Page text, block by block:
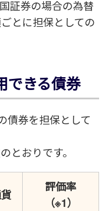
証券の場合の為替
とに担保としての
できる債券
債券を担保として
とおりです。
評価率
（※1）